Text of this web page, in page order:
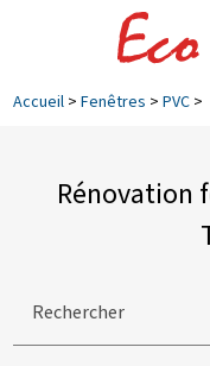
Accueil >Fenêtres >PVC >
Rénovation
Rechercher
Panneau de gestion des